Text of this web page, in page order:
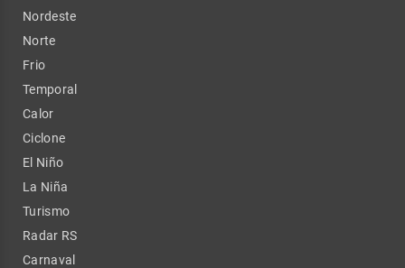
Nordeste
Norte
Frio
Temporal
Calor
Ciclone
El Niño
La Niña
Turismo
Radar RS
Carnaval